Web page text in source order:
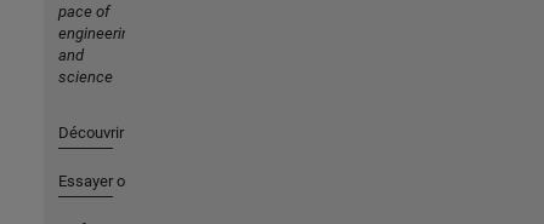
pace of
engineering
and
science
Découvrir les produits
Essayer ou acheter